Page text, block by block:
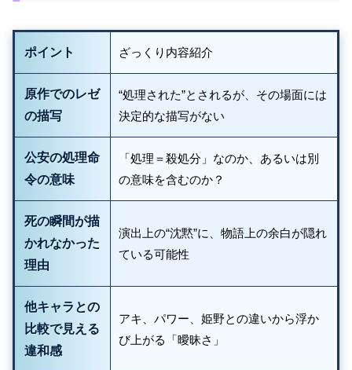
ポイント ざっくり内容紹介
原作でのレゼ
の描写
“処理された”とされるが、その場面には
決定的な描写がない
公安の処理命
令の意味
「処理＝殺処分」なのか、あるいは別
の意味を含むのか？
死の瞬間が描
かれなかった
理由
演出上の“沈黙”に、物語上の余白が隠れ
ている可能性
他キャラとの
比較で見える
違和感
アキ、パワー、姫野との違いから浮か
び上がる「曖昧さ」